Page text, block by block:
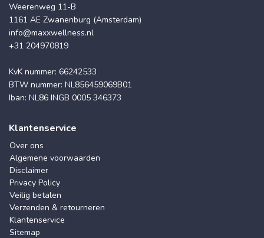
Weerenweg 11-B
1161 AE Zwanenburg (Amsterdam)
info@maxxwellness.nl
+31 204970819
KvK nummer: 66242533
BTW nummer: NL856459069B01
Iban: NL86 INGB 0005 346373
Klantenservice
Over ons
Algemene voorwaarden
Disclaimer
Privacy Policy
Veilig betalen
Verzenden & retourneren
Klantenservice
Sitemap